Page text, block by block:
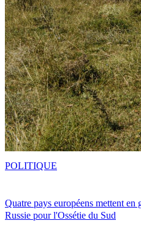
Quatre pays européens mettent en
Russie pour l'Ossétie du Sud
POLITIQUE